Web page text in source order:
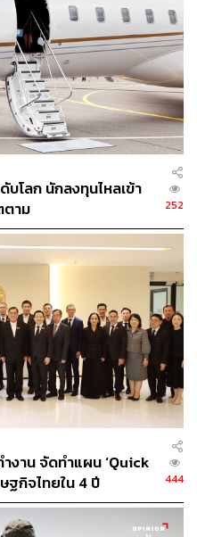
บอย่างกว้างขวางในฐานะ
ละเป็นหนึ่งในดัชนีที่นัก
แม้แต่นักลงทุนระดับ
งยกให้การลงทุนอ้างอิงดัชนี
ารลงทุนที่ดีที่สุดจากผล
งการกระจายความเสี่ยง
หูคนสนิทของบัฟเฟตต์
S&P 500 เป็นดัชนีที่ยากจะ
500 ข้างต้น ไม่ว่าจะ
นบริษัทชั้นนำสหรัฐฯ หรือผล
จึงไม่น่าแปลกใจที่ดัชนี
างกว้างขวาง
นักลงทุนไทย ในการเข้า
สะดวกและมีประสิทธิภาพ
ลเงินบาท
ว็บไซต์
WEALTH
กหรือใช้งานอยู่แล้วได้เลย
บโลก นักลงทุนไหลเข้า
ตาม
252
ำงาน จัดทำแผน ‘Quick
ฐกิจไทยใน 4 ปี
444